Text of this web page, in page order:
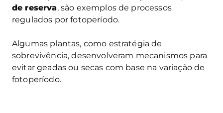
de reserva, são exemplos de processos
regulados por fotoperíodo.
Algumas plantas, como estratégia de
sobrevivência, desenvolveram mecanismos para
evitar geadas ou secas com base na variação de
fotoperíodo.